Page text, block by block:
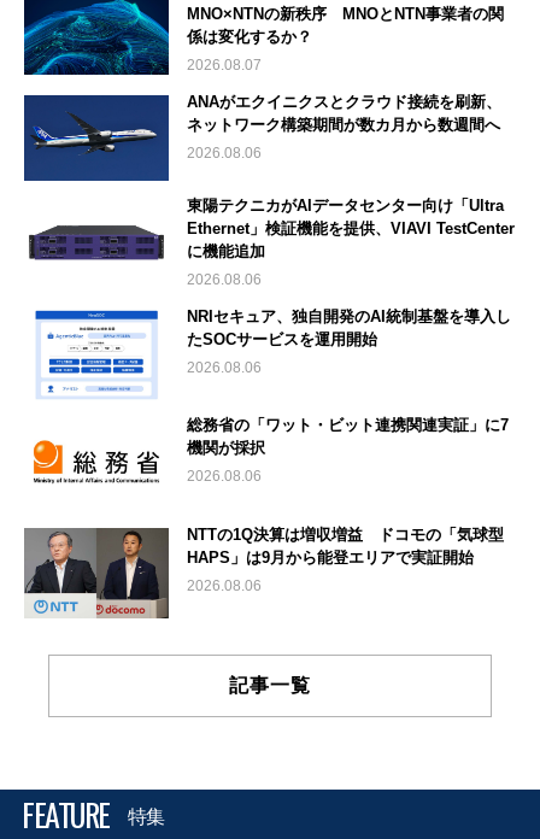
MNO×NTNの新秩序 MNOとNTN事業者の関
係は変化するか？
2026.08.07
ANAがエクイニクスとクラウド接続を刷新、
ネットワーク構築期間が数カ月から数週間へ
2026.08.06
東陽テクニカがAIデータセンター向け「Ultra
Ethernet」検証機能を提供、VIAVI TestCenter
に機能追加
2026.08.06
NRIセキュア、独自開発のAI統制基盤を導入し
たSOCサービスを運用開始
2026.08.06
総務省の「ワット・ビット連携関連実証」に7
機関が採択
2026.08.06
NTTの1Q決算は増収増益 ドコモの「気球型
HAPS」は9月から能登エリアで実証開始
2026.08.06
記事一覧
FEATURE 特集